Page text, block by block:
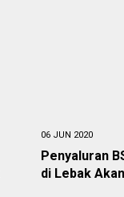
06 JUN 2020
Penyaluran
di Lebak